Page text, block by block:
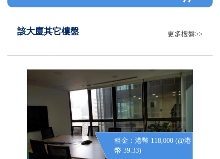
該大廈其它樓盤 更多樓盤>>
租金：港幣 118,000 (@港
幣 39.33)